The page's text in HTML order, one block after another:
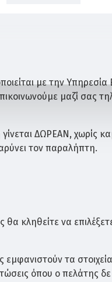
με την
μαζί σας
ΔΩΡΕΑΝ, χωρίς
τον παραλήπτη.
θα κληθείτε να
τα
όπου ο πελάτης δε